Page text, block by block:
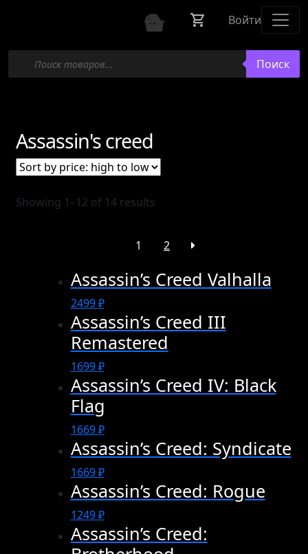
Войти
Поиск
товаров Поиск
Assassin's creed
Showing 1–12 of 14 results
1 2
Assassin’s Creed Valhalla
2499₽
Assassin’s Creed III
Remastered
1699₽
Assassin’s Creed IV: Black
Flag
1669₽
Assassin’s Creed: Syndicate
1669₽
Assassin’s Creed: Rogue
1249₽
Assassin’s Creed: